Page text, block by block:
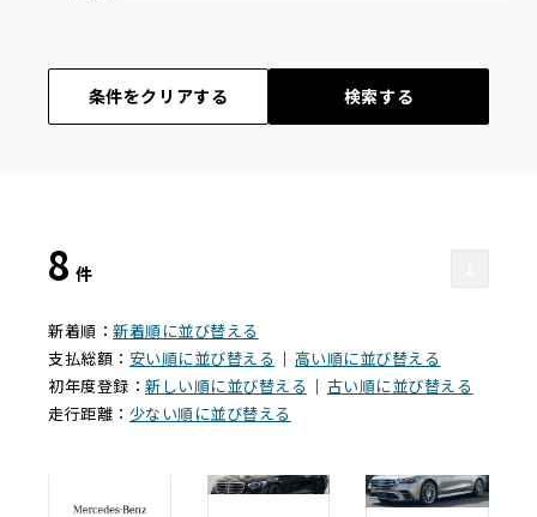
条件をクリアする 検索する
8 件
新着順：新着順に並び替える
支払総額： 安い順に並び替える ｜ 高い順に並び替える
初年度登録：新しい順に並び替える ｜ 古い順に並び替える
走行距離： 少ない順に並び替える